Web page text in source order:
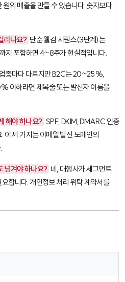
의 매출을 만들 수 있습니다. 숫자보다
리나요? 단순 웰컴 시퀀스(3단계)는
지 포함하면 4~8주가 현실적입니다.
업종마다 다르지만 B2C는 20~25%,
이하라면 제목줄 또는 발신자 이름을
해야 하나요? SPF,DKIM,DMARC 인증
세 가지는 이메일 발신 도메인의
넘겨야 하나요? 네, 대행사가 세그먼트
합니다. 개인정보 처리 위탁 계약서를